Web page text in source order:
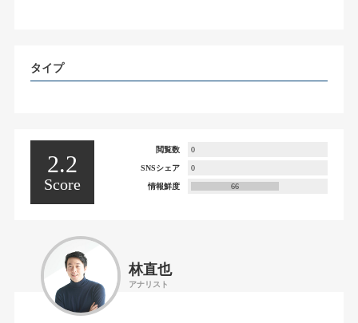
タイプ
2.2
Score
閲覧数 0
SNSシェア 0
情報鮮度 66
林直也
アナリスト